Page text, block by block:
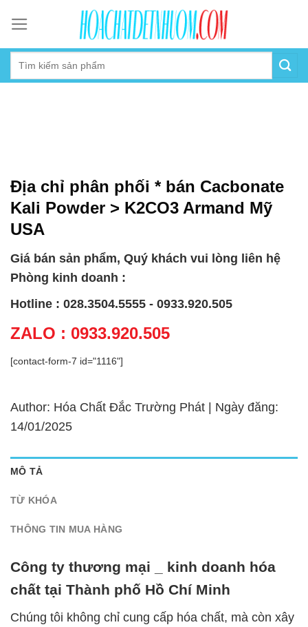
content
Địa chỉ phân phối * bán Cacbonate
Kali Powder > K2CO3 Armand Mỹ
USA
Giá bán sản phẩm, Quý khách vui lòng liên hệ
Phòng kinh doanh :
Hotline : 028.3504.5555 - 0933.920.505
ZALO : 0933.920.505
[contact-form-7 id="1116"]
Author: Hóa Chất Đắc Trường Phát | Ngày đăng:
14/01/2025
MÔ TẢ
TỪ KHÓA
THÔNG TIN MUA HÀNG
Công ty thương mại _ kinh doanh hóa
chất tại Thành phố Hồ Chí Minh
Chúng tôi không chỉ cung cấp hóa chất, mà còn xây